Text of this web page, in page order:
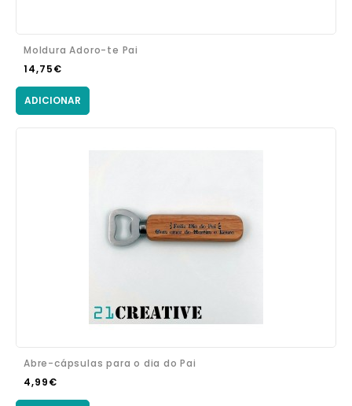
Moldura Adoro-te Pai
14,75€
ADICIONAR
Abre-cápsulas para o dia do Pai
4,99€